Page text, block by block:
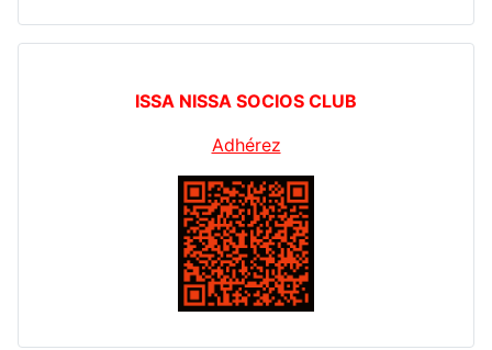
ISSA NISSA SOCIOS CLUB
Adhérez